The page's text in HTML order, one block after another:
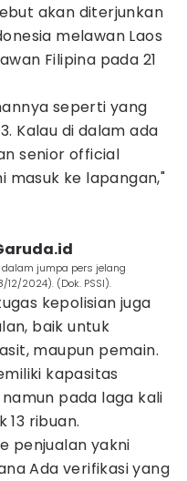
akan diterjunkan
melawan Laos
Filipina pada 21
seperti yang
Kalau di dalam ada
senior official
masuk ke lapangan,"
dalam jumpa pers jelang
2024). (Dok. PSSI).
kepolisian juga
baik untuk
maupun pemain.
kapasitas
pada laga kali
13 ribuan.
penjualan yakni
Ada verifikasi yang